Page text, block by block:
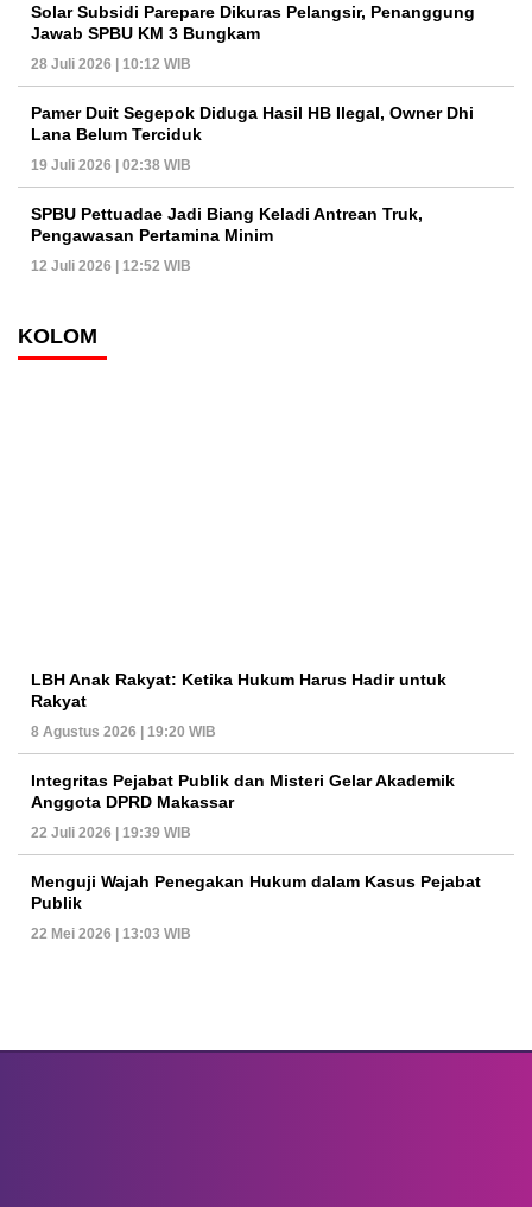
Solar Subsidi Parepare Dikuras Pelangsir, Penanggung
Jawab SPBU KM 3 Bungkam
28 Juli 2026 | 10:12 WIB
Pamer Duit Segepok Diduga Hasil HB Ilegal, Owner Dhi
Lana Belum Terciduk
19 Juli 2026 | 02:38 WIB
SPBU Pettuadae Jadi Biang Keladi Antrean Truk,
Pengawasan Pertamina Minim
12 Juli 2026 | 12:52 WIB
KOLOM
LBH Anak Rakyat: Ketika Hukum Harus Hadir untuk
Rakyat
8 Agustus 2026 | 19:20 WIB
Integritas Pejabat Publik dan Misteri Gelar Akademik
Anggota DPRD Makassar
22 Juli 2026 | 19:39 WIB
Menguji Wajah Penegakan Hukum dalam Kasus Pejabat
Publik
22 Mei 2026 | 13:03 WIB